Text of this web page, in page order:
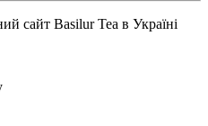
сайт Basilur Tea в Україні